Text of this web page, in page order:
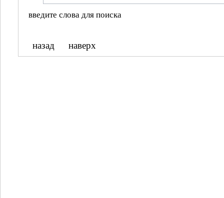
введите слова для поиска
назад наверх